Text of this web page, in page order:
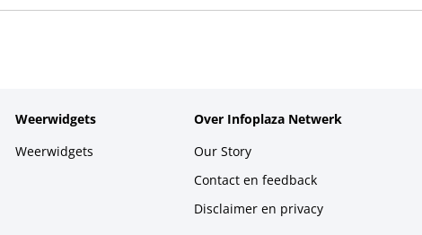
Weerwidgets
Weerwidgets
Over Infoplaza Netwerk
Our Story
Contact en feedback
Disclaimer en privacy